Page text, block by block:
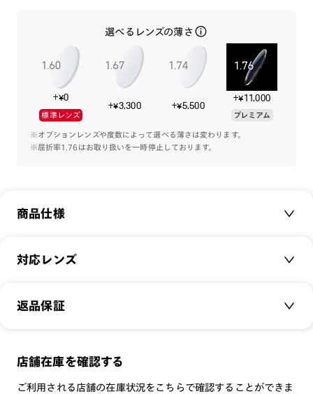
・くもり止め加工を施した耐熱プラスチックレンズ(ポリカー
ボネート)を標準搭載
・あなたの度数にカスタマイズ※左右差・乱視にも対応
・全6型12種のラインアップ
・サウナマットをイメージしたパイル地のソフトケース付き
※オンラインショップでの購入には、サービスケースに入れて
お届けいたします。
防曇タイプ：吸水タイプ（反射防止コートなし）
耐熱温度：120℃
度数範囲：SPH +4.00 ～ -8.00 CYL 0.00 ～ ±2.00
※お渡しには7日間程日数を頂戴します。
■JINS SAUNAのオンラインショップでの購入方法
【サウナレンズで購入希望の方】
選べるレンズの薄さ
+¥0
標準レンズ
+¥3,300 +¥5,500
+¥11,000
プレミアム
※オプションレンズや度数によって選べる薄さは変わります。
※屈折率1.76はお取り扱いを一時停止しております。
商品仕様
商品名：
サイズ：
シリーズ： SCENE
性別： UNISEX
対応レンズ
サウナレンズ（耐熱くもり止めレンズ）
遠近レンズ
返品保証
メガネの度数が合わなくなっても、
店舗在庫を確認する
ご利用される店舗の在庫状況をこちらで確認することができま